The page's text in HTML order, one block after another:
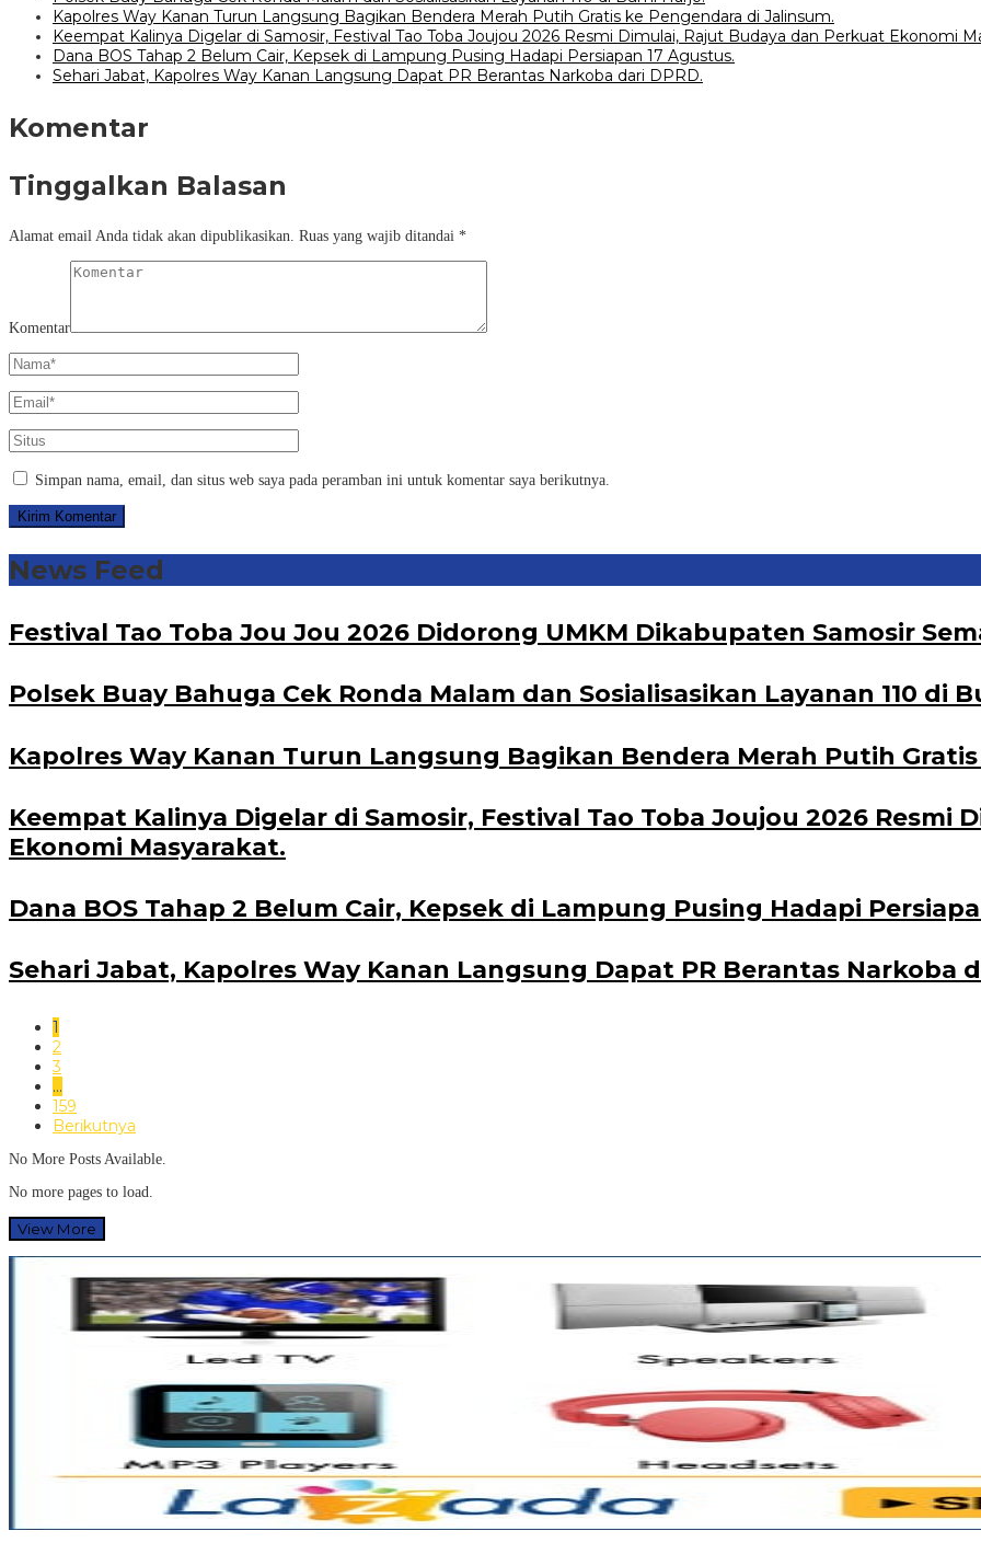
Kapolres Way Kanan Turun Langsung Bagikan Bendera Merah Putih Gratis ke Pengendara di Jalinsum.
Keempat Kalinya Digelar di Samosir, Festival Tao Toba Joujou 2026 Resmi Dimulai, Rajut Budaya dan Perkuat Ekonomi
Dana BOS Tahap 2 Belum Cair, Kepsek di Lampung Pusing Hadapi Persiapan 17 Agustus.
Sehari Jabat, Kapolres Way Kanan Langsung Dapat PR Berantas Narkoba dari DPRD.
Komentar
Tinggalkan Balasan
Alamat email Anda tidak akan dipublikasikan. Ruas yang wajib ditandai *
Komentar
Simpan nama, email, dan situs web saya pada peramban ini untuk komentar saya berikutnya.
News Feed
Festival Tao Toba Jou Jou 2026 Didorong UMKM Dikabupaten Samosir
Polsek Buay Bahuga Cek Ronda Malam dan Sosialisasikan Layanan 110 di
Kapolres Way Kanan Turun Langsung Bagikan Bendera Merah Putih
Keempat Kalinya Digelar di Samosir, Festival Tao Toba Joujou 2026 Resmi
Ekonomi Masyarakat.
Dana BOS Tahap 2 Belum Cair, Kepsek di Lampung Pusing Hadapi
Sehari Jabat, Kapolres Way Kanan Langsung Dapat PR Berantas Narkoba
1
2
3
…
159
Berikutnya
No More Posts Available.
No more pages to load.
View More